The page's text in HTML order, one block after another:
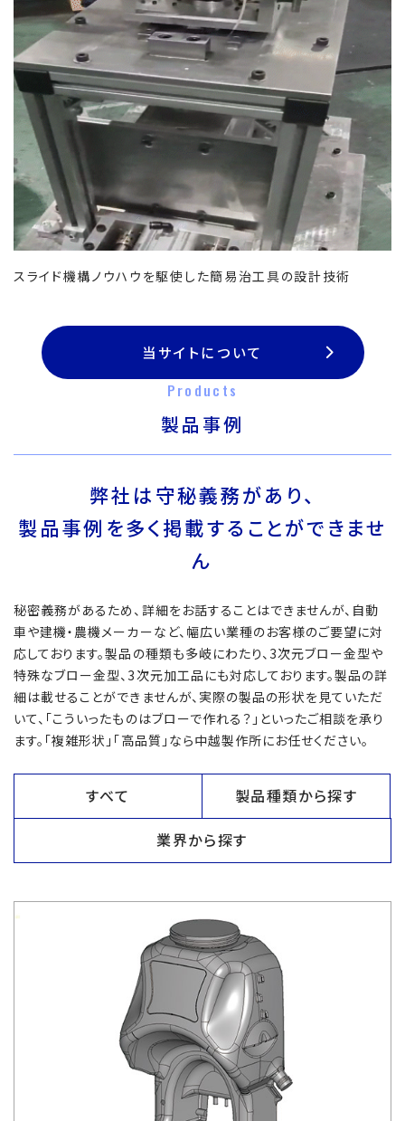
スライド機構ノウハウを駆使した簡易治工具の設計技術
当サイトについて
Products
製品事例
弊社は守秘義務があり、
製品事例を多く掲載することができませ
ん
秘密義務があるため、詳細をお話することはできませんが、自動
車や建機・農機メーカーなど、幅広い業種のお客様のご要望に対
応しております。製品の種類も多岐にわたり、3次元ブロー金型や
特殊なブロー金型、3次元加工品にも対応しております。製品の詳
細は載せることができませんが、実際の製品の形状を見ていただ
いて、「こういったものはブローで作れる？」といったご相談を承り
ます。「複雑形状」「高品質」なら中越製作所にお任せください。
すべて 製品種類から探す
業界から探す